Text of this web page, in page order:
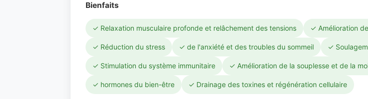
Bienfaits
✓ Relaxation musculaire profonde et relâchement des tensions ✓ Amélioration
✓ Réduction du stress ✓ de l'anxiété et des troubles du sommeil ✓
✓ Stimulation du système immunitaire ✓ Amélioration de la souplesse et de la
✓ hormones du bien-être ✓ Drainage des toxines et régénération cellulaire